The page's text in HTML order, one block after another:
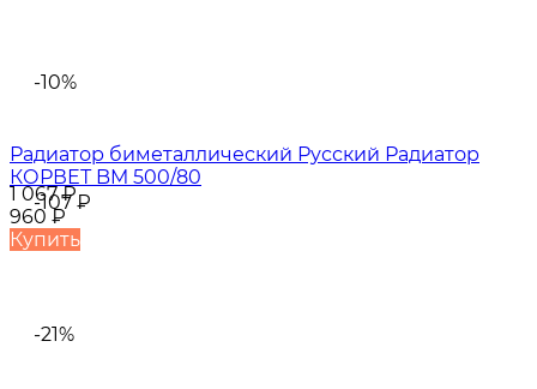
-10%
-107₽
Радиатор биметаллический Русский Радиатор
КОРВЕТ BM 500/80
1 067₽
960 ₽
Купить
-21%